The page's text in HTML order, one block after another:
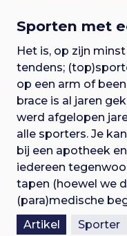
Sporten met
Het is, op zijn
tendens;
op een arm of
brace is al jaren
werd afgelopen
alle sporters. Je
bij een apotheek
iedereen
tapen (hoewel we
(para)medische
Artikel
Sporter